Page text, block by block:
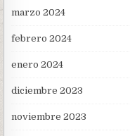
marzo 2024
febrero 2024
enero 2024
diciembre 2023
noviembre 2023